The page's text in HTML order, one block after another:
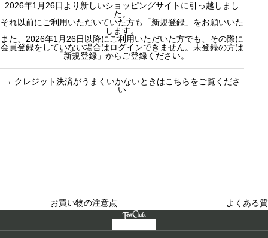
6
円
7
円
2026年1月26日より新しいショッピングサイトに引っ越しまし
た。
それ以前にご利用いただいていた方も「新規登録」をお願いいた
します。
また、2026年1月26日以降にご利用いただいた方でも、その際に
会員登録をしていない場合はログインできません。未登録の方は
「新規登録」からご登録ください。
→ クレジット決済がうまくいかないときはこちらをご覧くださ
い
お買い物の注意点 よくある